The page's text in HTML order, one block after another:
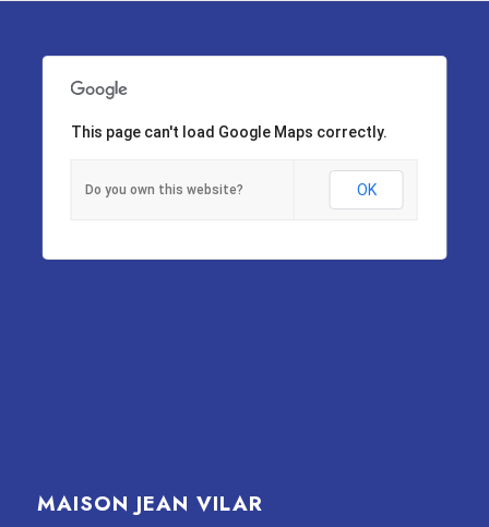
This page can't load Google Maps correctly.
Do you own this website? OK
MAISON JEAN VILAR